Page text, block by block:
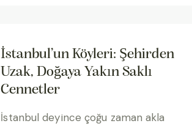
İstanbul’un Köyleri: Şehirden
Uzak, Doğaya Yakın Saklı
Cennetler
İstanbul deyince çoğu zaman akla
08502421818
REZERVASYON